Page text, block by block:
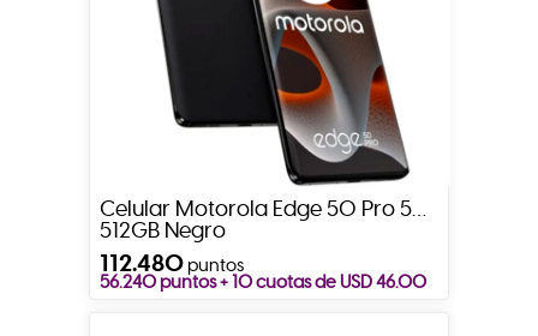
Celular Motorola Edge 50 Pro 5G
512GB Negro
112.480puntos
56.240 puntos + 10 cuotas de USD 46.00